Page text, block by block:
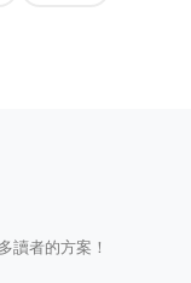
讀者的方案！